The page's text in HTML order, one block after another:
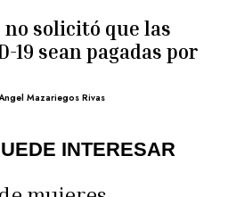
no solicitó que las
19 sean pagadas por
Mazariegos Rivas
INTERESAR